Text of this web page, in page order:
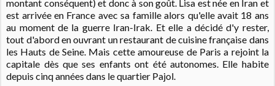
montant conséquent) et donc à son goût. Lisa est née en Iran et
est arrivée en France avec sa famille alors qu'elle avait 18 ans
au moment de la guerre Iran-Irak. Et elle a décidé d'y rester,
tout d'abord en ouvrant un restaurant de cuisine française dans
les Hauts de Seine. Mais cette amoureuse de Paris a rejoint la
capitale dès que ses enfants ont été autonomes. Elle habite
depuis cinq années dans le quartier Pajol.